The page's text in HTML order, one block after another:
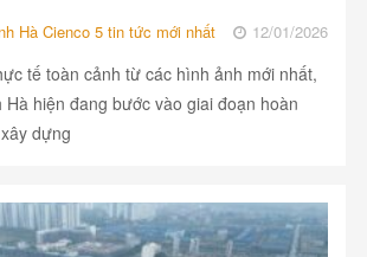
Hà Cienco 5 tin tức mới nhất 12/01/2026
tế toàn cảnh từ các hình ảnh mới nhất,
hiện đang bước vào giai đoạn hoàn
dựng